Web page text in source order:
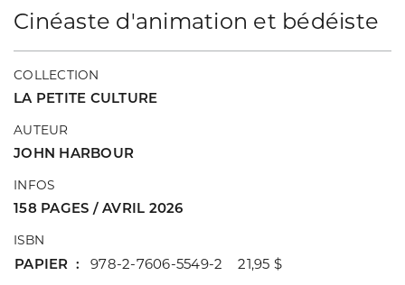
Cinéaste d'animation et bédéiste
COLLECTION
LA PETITE CULTURE
AUTEUR
JOHN HARBOUR
INFOS
158 PAGES / AVRIL 2026
ISBN
PAPIER 978-2-7606-5549-2 21,95 $